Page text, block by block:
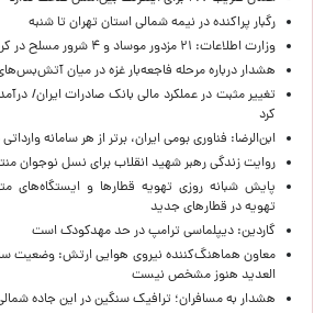
رگبار پراکنده در نیمه شمالی استان تهران تا شنبه
وزارت اطلاعات: ۲۱ مزدور موساد و ۴ شرور مسلح در کرمان بازداشت شدند
هشدار درباره مرحله فاجعه‌بار غزه در میان
کرد
ابن‌الرضا: فناوری بومی ایران، برتر از هر سامانه
روایت زندگی رهبر شهید انقلاب برای نسل نوجوان
پایش شبانه روزی تهویه قطارها و ایستگاه‌های
تهویه در قطارهای جدید
گاردین: دیپلماسی ترامپ در حد مهدکودک است
معاون هماهنگ‌کننده نیروی هوایی ارتش: وضعیت
العدید هنوز مشخص نیست
هشدار به مسافران؛ ترافیک سنگین در این جاده